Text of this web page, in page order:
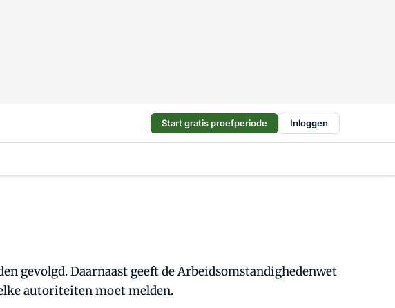
Start gratis proefperiode Inloggen
gevolgd. Daarnaast geeft de Arbeidsomstandighedenwet
autoriteiten moet melden.